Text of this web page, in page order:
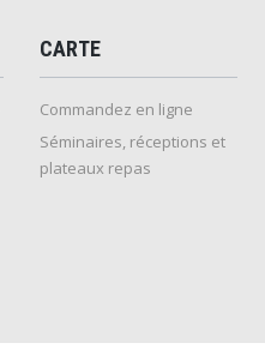
CARTE
Commandez en ligne
Séminaires, réceptions et
plateaux repas